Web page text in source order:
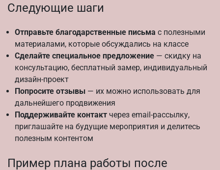
Следующие шаги
Отправьте благодарственные письма с полезными
материалами, которые обсуждались на классе
Сделайте специальное предложение — скидку на
консультацию, бесплатный замер, индивидуальный
дизайн-проект
Попросите отзывы — их можно использовать для
дальнейшего продвижения
Поддерживайте контакт через email-рассылку,
приглашайте на будущие мероприятия и делитесь
полезным контентом
Пример плана работы после